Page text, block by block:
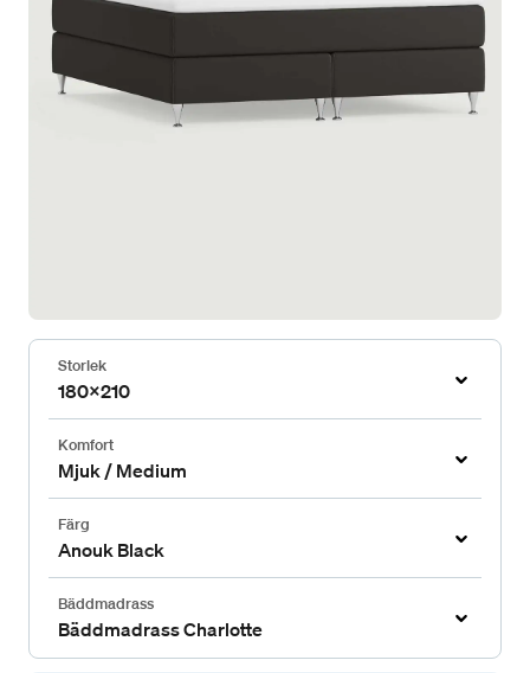
Storlek
180x210
Komfort
Mjuk / Medium
Färg
Anouk Black
Bäddmadrass
Bäddmadrass Charlotte